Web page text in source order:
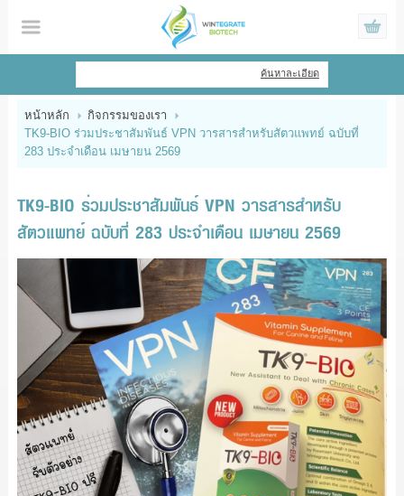
ไทย | English
สินค้าที่สนใจ ( 0 )
สินค้า
ข้อมูล
แจ้งชำระเงิน
ค้นหาละเอียด
หน้าหลัก
กิจกรรมของเรา
TK9-BIO ร่วมประชาสัมพันธ์ VPN วารสารสำหรับสัตวแพทย์ ฉบับที่
283 ประจำเดือน เมษายน 2569
TK9-BIO ร่วมประชาสัมพันธ์ VPN วารสารสำหรับ
สัตวแพทย์ ฉบับที่ 283 ประจำเดือน เมษายน 2569